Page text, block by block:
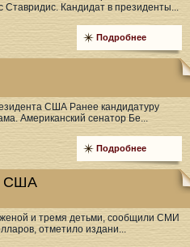
Кандидат в президенты...
Подробнее
США Ранее кандидатуру
Американский сенатор Бе...
Подробнее
США
и тремя детьми, сообщили СМИ
отметило издани...